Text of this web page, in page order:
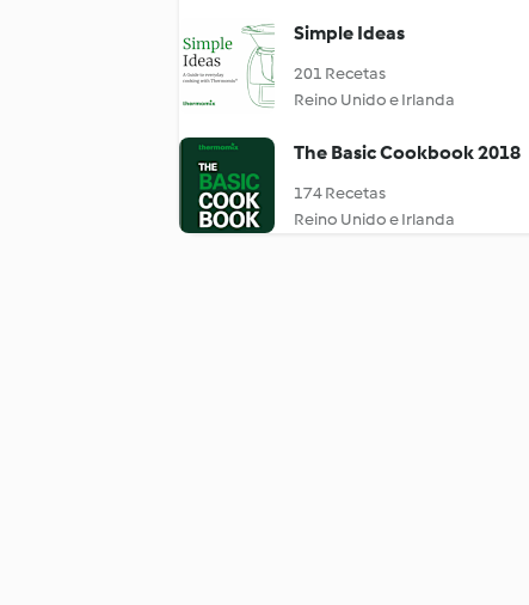
Simple Ideas
201 Recetas
Reino Unido e Irlanda
The Basic Cookbook 2018
174 Recetas
Reino Unido e Irlanda